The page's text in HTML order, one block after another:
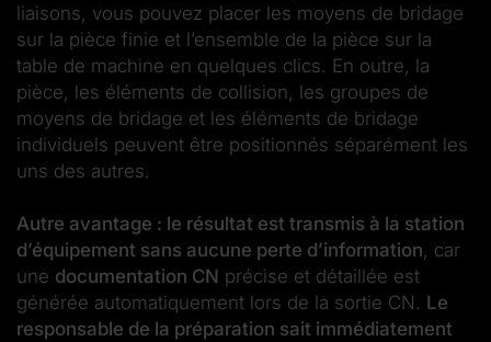
liaisons, vous pouvez placer les moyens de bridage
sur la pièce finie et l’ensemble de la pièce sur la
table de machine en quelques clics. En outre, la
pièce, les éléments de collision, les groupes de
moyens de bridage et les éléments de bridage
individuels peuvent être positionnés séparément les
uns des autres.
Autre avantage : le résultat est transmis à la station
d’équipement sans aucune perte d’information, car
une documentation CN précise et détaillée est
générée automatiquement lors de la sortie CN. Le
responsable de la préparation sait immédiatement